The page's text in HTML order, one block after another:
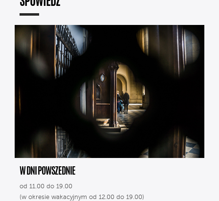
W DNI POWSZEDNIE
od 11.00 do 19.00
(w okresie wakacyjnym od 12.00 do 19.00)